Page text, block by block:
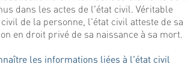
dans les actes de l'état civil. Véritable
de la personne, l'état civil atteste de sa
en droit privé de sa naissance à sa mort.
les informations liées à l'état civil